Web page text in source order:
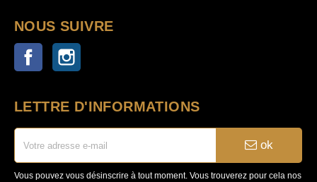
NOUS SUIVRE
Facebook
LETTRE D'INFORMATIONS
ok
Vous pouvez vous désinscrire à tout moment. Vous trouverez pour cela nos